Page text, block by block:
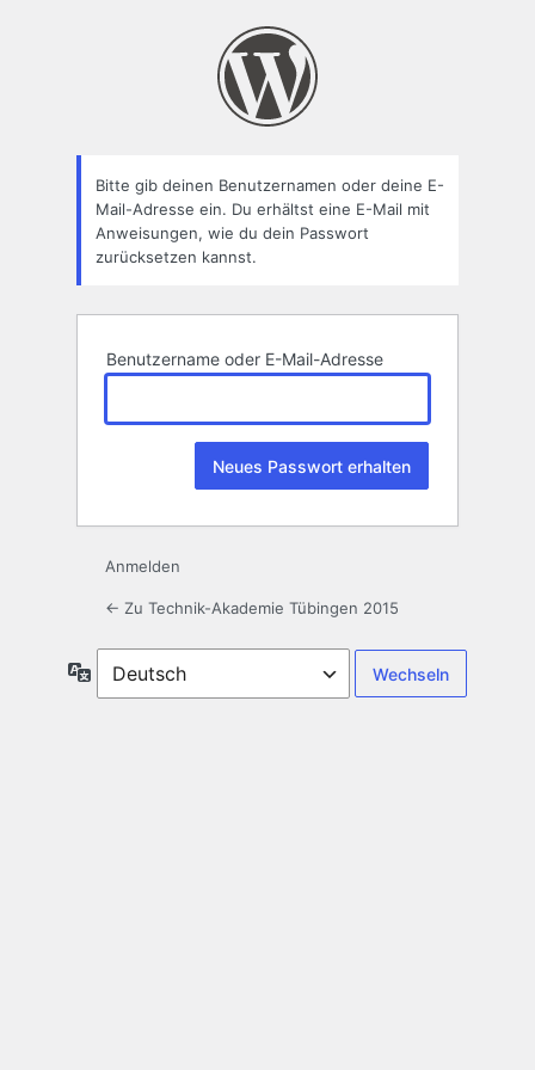
Bitte gib deinen Benutzernamen oder deine E-
Mail-Adresse ein. Du erhältst eine E-Mail mit
Anweisungen, wie du dein Passwort
zurücksetzen kannst.
Benutzername oder E-Mail-Adresse
Anmelden
← Zu Technik-Akademie Tübingen 2015
Sprache